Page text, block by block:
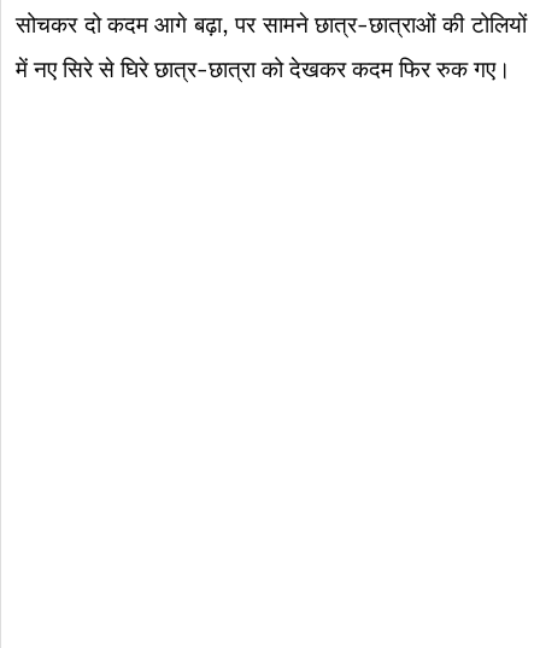
सोचकर दो कदम आगे बढ़ा, पर सामने छात्र-छात्राओं की टोलियों
में नए सिरे से घिरे छात्र-छात्रा को देखकर कदम फिर रुक गए।